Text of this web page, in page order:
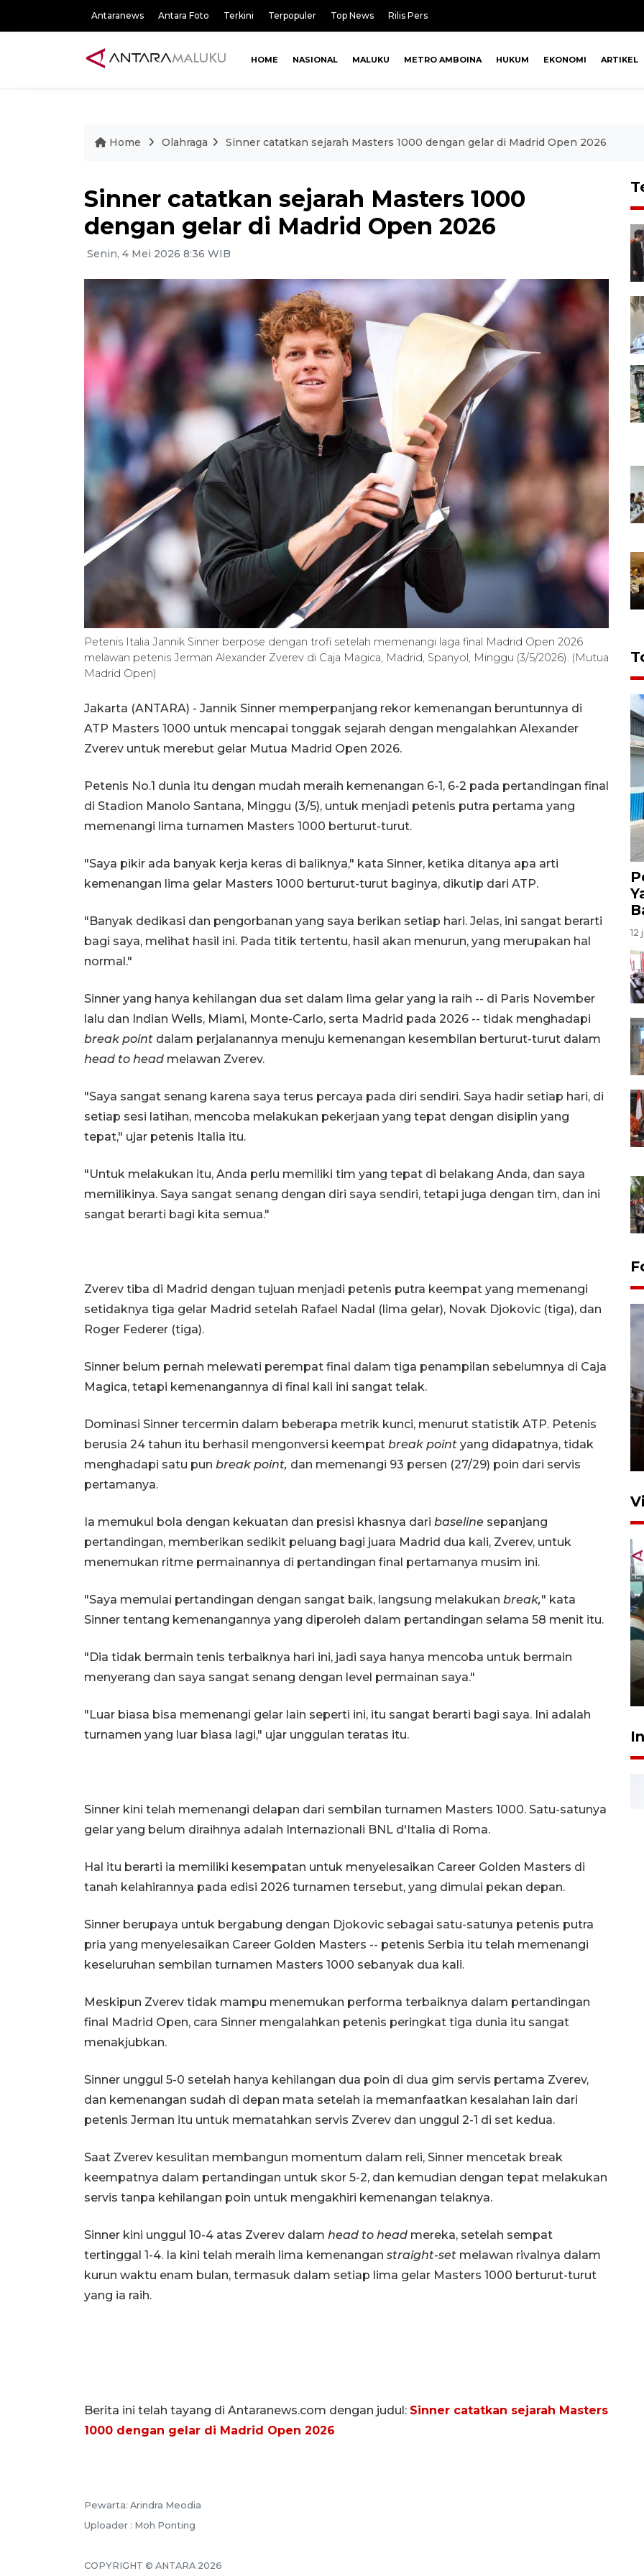
Antaranews Antara Foto Terkini Terpopuler Top News Rilis Pers
HOME NASIONAL MALUKU METRO AMBOINA HUKUM EKONOMI ARTIKEL
Home Olahraga Sinner catatkan sejarah Masters 1000 dengan gelar di Madrid Open 2026
Sinner catatkan sejarah Masters 1000
dengan gelar di Madrid Open 2026
Senin, 4 Mei 2026 8:36 WIB
Petenis Italia Jannik Sinner berpose dengan trofi setelah memenangi laga final Madrid Open 2026
melawan petenis Jerman Alexander Zverev di Caja Magica, Madrid, Spanyol, Minggu (3/5/2026). (Mutua
Madrid Open)
Jakarta (ANTARA) - Jannik Sinner memperpanjang rekor kemenangan beruntunnya di
ATP Masters 1000 untuk mencapai tonggak sejarah dengan mengalahkan Alexander
Zverev untuk merebut gelar Mutua Madrid Open 2026.
Petenis No.1 dunia itu dengan mudah meraih kemenangan 6-1, 6-2 pada pertandingan final
di Stadion Manolo Santana, Minggu (3/5), untuk menjadi petenis putra pertama yang
memenangi lima turnamen Masters 1000 berturut-turut.
"Saya pikir ada banyak kerja keras di baliknya," kata Sinner, ketika ditanya apa arti
kemenangan lima gelar Masters 1000 berturut-turut baginya, dikutip dari ATP.
"Banyak dedikasi dan pengorbanan yang saya berikan setiap hari. Jelas, ini sangat berarti
bagi saya, melihat hasil ini. Pada titik tertentu, hasil akan menurun, yang merupakan hal
normal."
Sinner yang hanya kehilangan dua set dalam lima gelar yang ia raih -- di Paris November
lalu dan Indian Wells, Miami, Monte-Carlo, serta Madrid pada 2026 -- tidak menghadapi
break point dalam perjalanannya menuju kemenangan kesembilan berturut-turut dalam
head to head melawan Zverev.
"Saya sangat senang karena saya terus percaya pada diri sendiri. Saya hadir setiap hari, di
setiap sesi latihan, mencoba melakukan pekerjaan yang tepat dengan disiplin yang
tepat," ujar petenis Italia itu.
"Untuk melakukan itu, Anda perlu memiliki tim yang tepat di belakang Anda, dan saya
memilikinya. Saya sangat senang dengan diri saya sendiri, tetapi juga dengan tim, dan ini
sangat berarti bagi kita semua."
Zverev tiba di Madrid dengan tujuan menjadi petenis putra keempat yang memenangi
setidaknya tiga gelar Madrid setelah Rafael Nadal (lima gelar), Novak Djokovic (tiga), dan
Roger Federer (tiga).
Sinner belum pernah melewati perempat final dalam tiga penampilan sebelumnya di Caja
Magica, tetapi kemenangannya di final kali ini sangat telak.
Dominasi Sinner tercermin dalam beberapa metrik kunci, menurut statistik ATP. Petenis
berusia 24 tahun itu berhasil mengonversi keempat break point yang didapatnya, tidak
menghadapi satu pun break point, dan memenangi 93 persen (27/29) poin dari servis
pertamanya.
Ia memukul bola dengan kekuatan dan presisi khasnya dari baseline sepanjang
pertandingan, memberikan sedikit peluang bagi juara Madrid dua kali, Zverev, untuk
menemukan ritme permainannya di pertandingan final pertamanya musim ini.
"Saya memulai pertandingan dengan sangat baik, langsung melakukan break," kata
Sinner tentang kemenangannya yang diperoleh dalam pertandingan selama 58 menit itu.
"Dia tidak bermain tenis terbaiknya hari ini, jadi saya hanya mencoba untuk bermain
menyerang dan saya sangat senang dengan level permainan saya."
"Luar biasa bisa memenangi gelar lain seperti ini, itu sangat berarti bagi saya. Ini adalah
turnamen yang luar biasa lagi," ujar unggulan teratas itu.
Sinner kini telah memenangi delapan dari sembilan turnamen Masters 1000. Satu-satunya
gelar yang belum diraihnya adalah Internazionali BNL d'Italia di Roma.
Hal itu berarti ia memiliki kesempatan untuk menyelesaikan Career Golden Masters di
tanah kelahirannya pada edisi 2026 turnamen tersebut, yang dimulai pekan depan.
Sinner berupaya untuk bergabung dengan Djokovic sebagai satu-satunya petenis putra
pria yang menyelesaikan Career Golden Masters -- petenis Serbia itu telah memenangi
keseluruhan sembilan turnamen Masters 1000 sebanyak dua kali.
Meskipun Zverev tidak mampu menemukan performa terbaiknya dalam pertandingan
final Madrid Open, cara Sinner mengalahkan petenis peringkat tiga dunia itu sangat
menakjubkan.
Sinner unggul 5-0 setelah hanya kehilangan dua poin di dua gim servis pertama Zverev,
dan kemenangan sudah di depan mata setelah ia memanfaatkan kesalahan lain dari
petenis Jerman itu untuk mematahkan servis Zverev dan unggul 2-1 di set kedua.
Saat Zverev kesulitan membangun momentum dalam reli, Sinner mencetak break
keempatnya dalam pertandingan untuk skor 5-2, dan kemudian dengan tepat melakukan
servis tanpa kehilangan poin untuk mengakhiri kemenangan telaknya.
Sinner kini unggul 10-4 atas Zverev dalam head to head mereka, setelah sempat
tertinggal 1-4. Ia kini telah meraih lima kemenangan straight-set melawan rivalnya dalam
kurun waktu enam bulan, termasuk dalam setiap lima gelar Masters 1000 berturut-turut
yang ia raih.
Berita ini telah tayang di Antaranews.com dengan judul: Sinner catatkan sejarah Masters
1000 dengan gelar di Madrid Open 2026
Pewarta: Arindra Meodia
Uploader : Moh Ponting
COPYRIGHT © ANTARA 2026
12
Unjuk rasa protes penataan
Pasar Higienis
5 Mei 2026 05:32
ruang pada anak di lembaga
pembinaan
160 ribu sambungan baru
jaringan gas 2026